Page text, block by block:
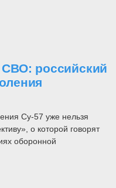
российский
Су-57 уже нельзя
о которой говорят
оборонной